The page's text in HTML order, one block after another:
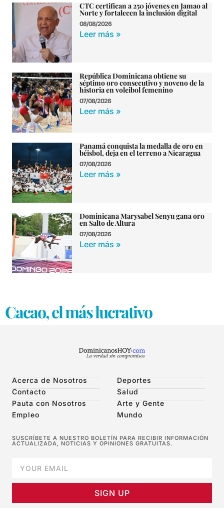
CTC certifican a 250 jóvenes en Jamao al
Norte y fortalecen la inclusión digital
08/08/2026
Leer más »
República Dominicana obtiene su
séptimo oro consecutivo y noveno de la
historia en voleibol femenino
07/08/2026
Leer más »
Panamá conquista la medalla de oro en
béisbol, deja en el terreno a Nicaragua
07/08/2026
Leer más »
Dominicana Marysabel Senyu gana oro
en Salto de Altura
07/08/2026
Leer más »
Cacao, el más lucrativo
Acerca de Nosotros
Contacto
Pauta con Nosotros
Empleo
Deportes
Salud
Arte y Gente
Mundo
SUSCRÍBETE A NUESTRO BOLETÍN PARA RECIBIR INFORMACIÓN
ACTUALIZADA, NOTICIAS Y OPINIONES GRATUITAS.
SIGN UP